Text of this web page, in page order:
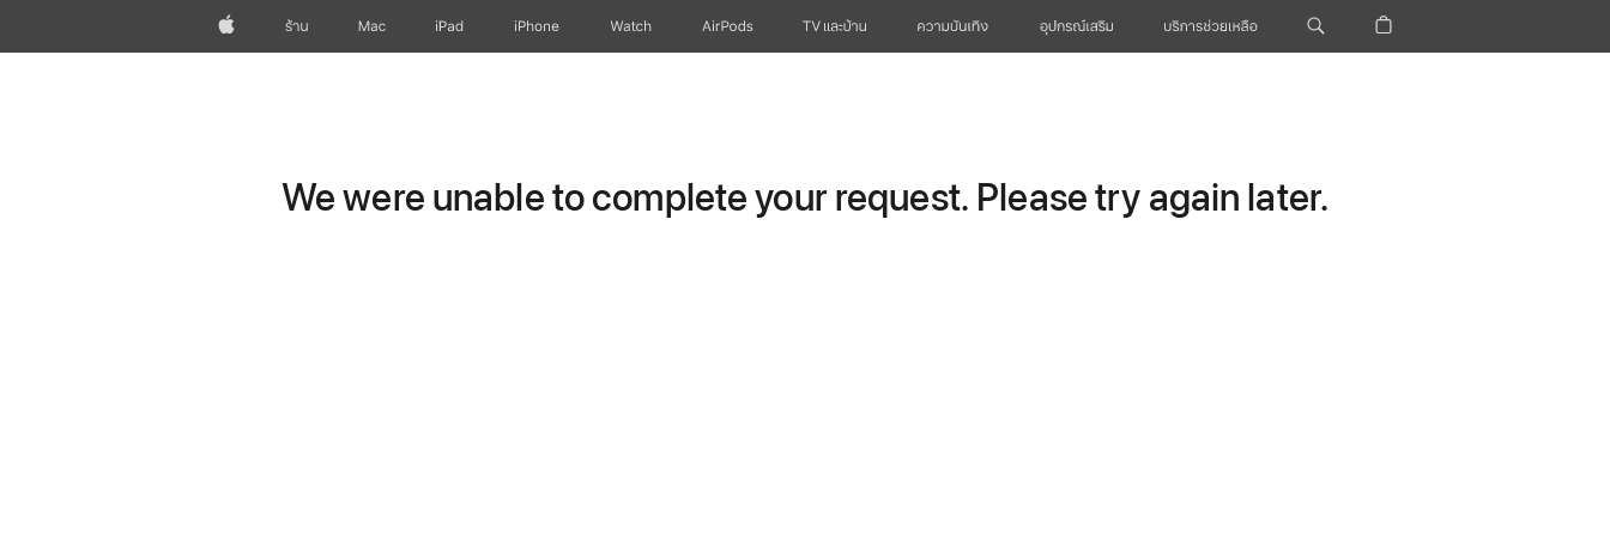
Appleร้าน Mac iPad iPhone Watch AirPods TV และบ้าน ความบันเทิง อุปกรณ์เสริม บริการช่วยเหลือ
We were unable to complete your request. Please try again later.